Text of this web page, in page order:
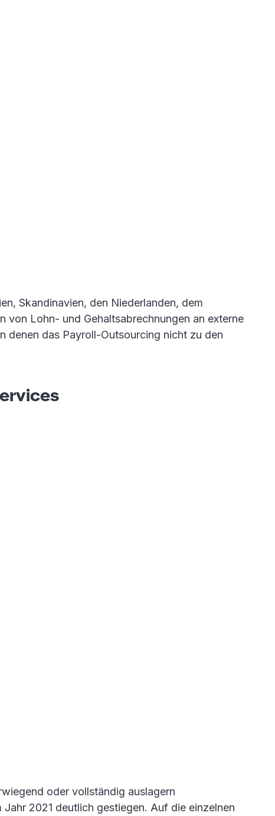
Skandinavien, den Niederlanden, dem
von Lohn- und Gehaltsabrechnungen an externe
denen das Payroll-Outsourcing nicht zu den
oder vollständig auslagern
2021 deutlich gestiegen. Auf die einzelnen